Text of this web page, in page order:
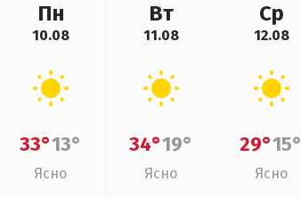
Пн
10.08
33°13°
Ясно
Вт
11.08
34°19°
Ясно
Ср
12.08
29°15°
Ясно